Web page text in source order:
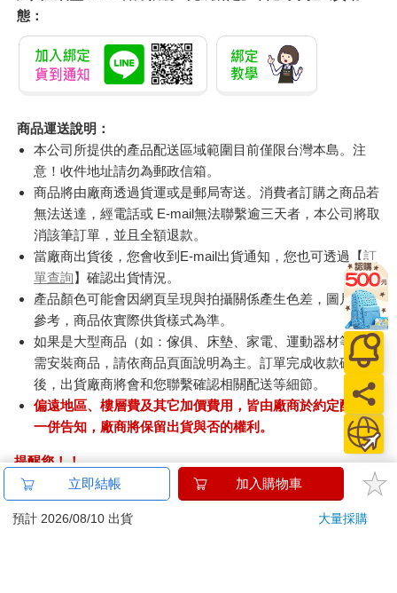
態：
商品運送說明：
本公司所提供的產品配送區域範圍目前僅限台灣本島。注
意！收件地址請勿為郵政信箱。
商品將由廠商透過貨運或是郵局寄送。消費者訂購之商品若
無法送達，經電話或 E-mail無法聯繫逾三天者，本公司將取
消該筆訂單，並且全額退款。
當廠商出貨後，您會收到E-mail出貨通知，您也可透過【訂
單查詢】確認出貨情況。
產品顏色可能會因網頁呈現與拍攝關係產生色差，圖片僅供
參考，商品依實際供貨樣式為準。
如果是大型商品（如：傢俱、床墊、家電、運動器材等）及
需安裝商品，請依商品頁面說明為主。訂單完成收款確認
後，出貨廠商將會和您聯繫確認相關配送等細節。
偏遠地區、樓層費及其它加價費用，皆由廠商於約定配送時
一併告知，廠商將保留出貨與否的權利。
提醒您！！
金石堂及銀行均不會請您操作ATM! 如接獲電話要求您前往
ATM提款機，請不要聽從指示，以免受騙上當！
立即結帳 加入購物車
預計 2026/08/10 出貨 大量採購